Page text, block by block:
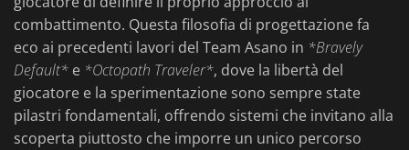
combattimento. Questa filosofia di progettazione fa
eco ai precedenti lavori del Team Asano in *Bravely
Default* e *Octopath Traveler*, dove la libertà del
giocatore e la sperimentazione sono sempre state
pilastri fondamentali, offrendo sistemi che invitano alla
scoperta piuttosto che imporre un unico percorso